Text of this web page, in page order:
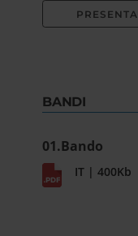
BANDI
01.Bando
IT | 400Kb